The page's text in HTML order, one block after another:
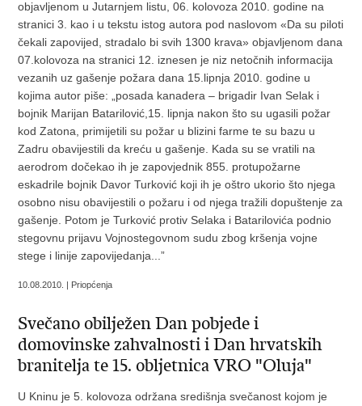
objavljenom u Jutarnjem listu, 06. kolovoza 2010. godine na
stranici 3. kao i u tekstu istog autora pod naslovom «Da su piloti
čekali zapovijed, stradalo bi svih 1300 krava» objavljenom dana
07.kolovoza na stranici 12. iznesen je niz netočnih informacija
vezanih uz gašenje požara dana 15.lipnja 2010. godine u
kojima autor piše: „posada kanadera – brigadir Ivan Selak i
bojnik Marijan Batarilović,15. lipnja nakon što su ugasili požar
kod Zatona, primijetili su požar u blizini farme te su bazu u
Zadru obavijestili da kreću u gašenje. Kada su se vratili na
aerodrom dočekao ih je zapovjednik 855. protupožarne
eskadrile bojnik Davor Turković koji ih je oštro ukorio što njega
osobno nisu obavijestili o požaru i od njega tražili dopuštenje za
gašenje. Potom je Turković protiv Selaka i Batarilovića podnio
stegovnu prijavu Vojnostegovnom sudu zbog kršenja vojne
stege i linije zapovijedanja...”
10.08.2010. | Priopćenja
Svečano obilježen Dan pobjede i
domovinske zahvalnosti i Dan hrvatskih
branitelja te 15. obljetnica VRO "Oluja"
U Kninu je 5. kolovoza održana središnja svečanost kojom je